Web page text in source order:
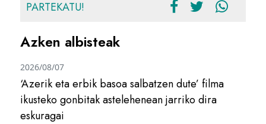
PARTEKATU!
Azken albisteak
‘Azerik eta erbik basoa salbatzen dute’ filma
ikusteko gonbitak astelehenean jarriko dira
eskuragai
2026/08/07